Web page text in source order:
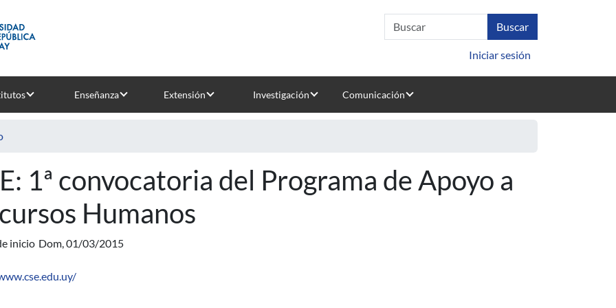
Iniciar sesión
Enseñanza Extensión Investigación Comunicación
1ª convocatoria del Programa de Apoyo a
Humanos
inicio Dom, 01/03/2015